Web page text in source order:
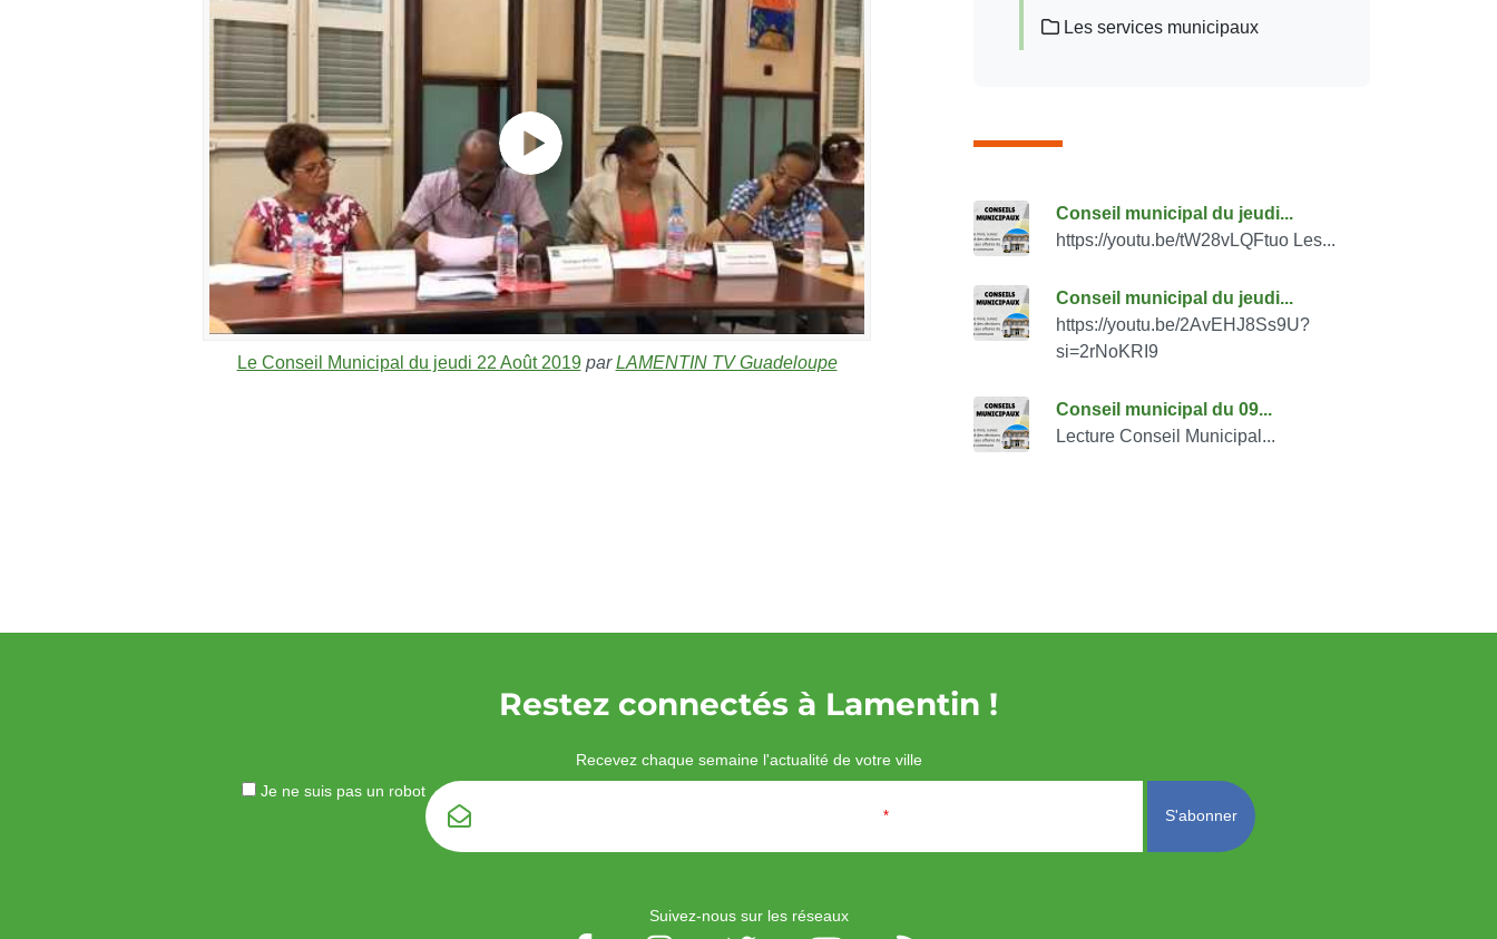
Le Conseil Municipal du jeudi 22 Août 2019 parLAMENTIN TV Guadeloupe
Les services municipaux
Consulter également
Conseil municipal du jeudi...
https://youtu.be/tW28vLQFtuo Les...
Conseil municipal du jeudi...
https://youtu.be/2AvEHJ8Ss9U?
si=2rNoKRI9
Conseil municipal du 09...
Lecture Conseil Municipal...
Restez connectés à Lamentin !
Recevez chaque semaine l'actualité de votre ville
Je ne suis pas un robot
*
Suivez-nous sur les réseaux